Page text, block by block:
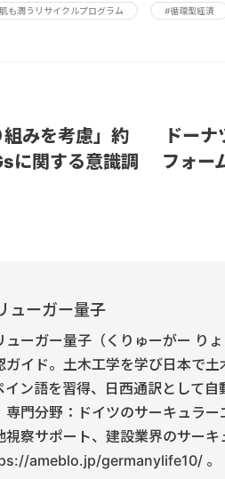
も潤うリサイクルプログラム #循環型経済
みを考慮」約
に関する意識調
ドー
フォー
ューガー量子
ューガー量子（くりゅーがー り
ガイド。土木工学を学び日本で
イン語を習得、日西通訳として
専門分野：ドイツのサーキュラ
視察サポート、建設業界のサー
ameblo.jp/germanylife10/ 。